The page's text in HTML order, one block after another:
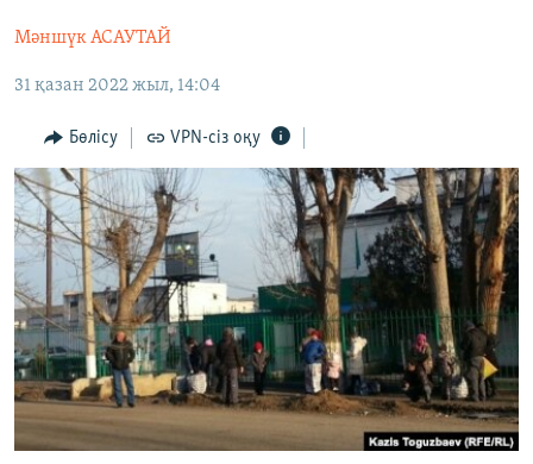
Skip
to
ӘЛЕУМЕТ
ӘЛЕМ
АРНАЙЫ ЖОБАЛАР
Русский
ЖАЗЫЛЫҢЫЗ
Басқа тілдерде
Мәншүк АСАУТАЙ
31 қазан 2022 жыл, 14:04
Бөлісу VPN-сіз оқу